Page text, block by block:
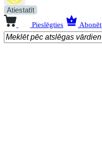
Atiestatīt
Pieslēgties Abonēt